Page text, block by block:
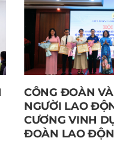
CÔNG ĐOÀN
NGƯỜI LAO
CƯƠNG VINH
ĐOÀN LAO